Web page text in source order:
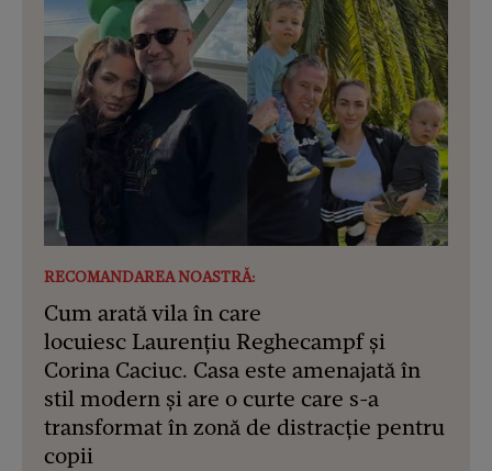
RECOMANDAREA NOASTRĂ:
Cum arată vila în care
locuiesc Laurențiu Reghecampf și
Corina Caciuc. Casa este amenajată în
stil modern și are o curte care s-a
transformat în zonă de distracție pentru
copii